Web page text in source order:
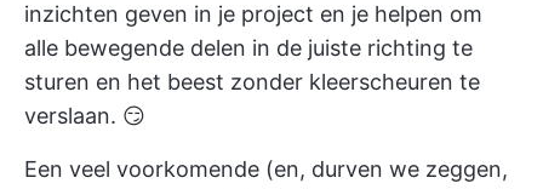
inzichten geven in je project en je helpen om
alle bewegende delen in de juiste richting te
sturen en het beest zonder kleerscheuren te
verslaan. 😏
Een veel voorkomende (en, durven we zeggen,